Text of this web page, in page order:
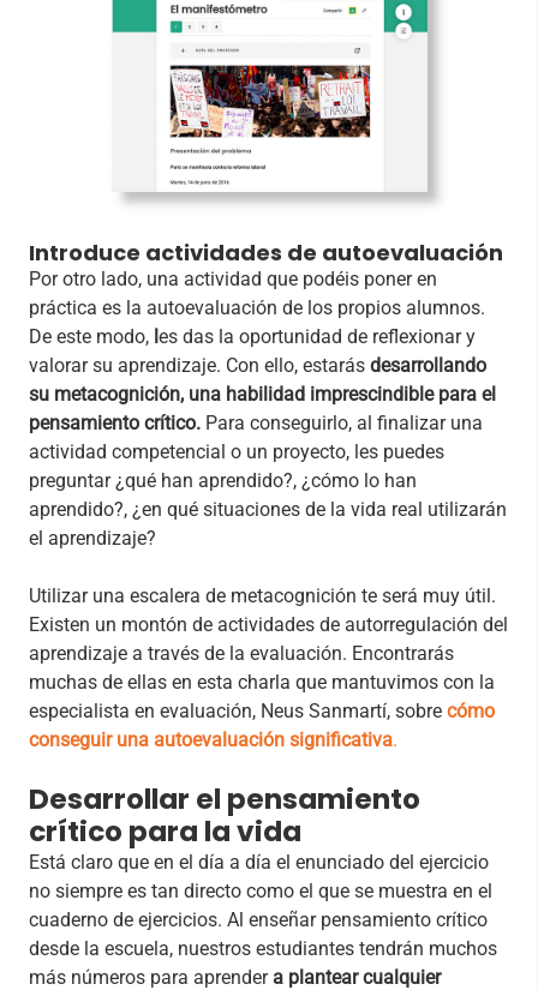
Introduce actividades de autoevaluación
Por otro lado, una actividad que podéis poner en
práctica es la autoevaluación de los propios alumnos.
De este modo, les das la oportunidad de reflexionar y
valorar su aprendizaje. Con ello, estarás desarrollando
su metacognición, una habilidad imprescindible para el
pensamiento crítico. Para conseguirlo, al finalizar una
actividad competencial o un proyecto, les puedes
preguntar ¿qué han aprendido?, ¿cómo lo han
aprendido?, ¿en qué situaciones de la vida real utilizarán
el aprendizaje?
Utilizar una escalera de metacognición te será muy útil.
Existen un montón de actividades de autorregulación del
aprendizaje a través de la evaluación. Encontrarás
muchas de ellas en esta charla que mantuvimos con la
especialista en evaluación, Neus Sanmartí, sobre cómo
conseguir una autoevaluación significativa.
Desarrollar el pensamiento
crítico para la vida
Está claro que en el día a día el enunciado del ejercicio
no siempre es tan directo como el que se muestra en el
cuaderno de ejercicios. Al enseñar pensamiento crítico
desde la escuela, nuestros estudiantes tendrán muchos
más números para aprendera plantear cualquier